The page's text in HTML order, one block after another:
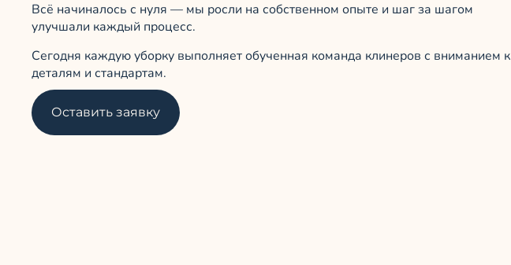
Всё начиналось с нуля — мы росли на собственном опыте и шаг за шагом
улучшали каждый процесс.
Сегодня каждую уборку выполняет обученная команда клинеров с вниманием к
деталям и стандартам.
Оставить заявку